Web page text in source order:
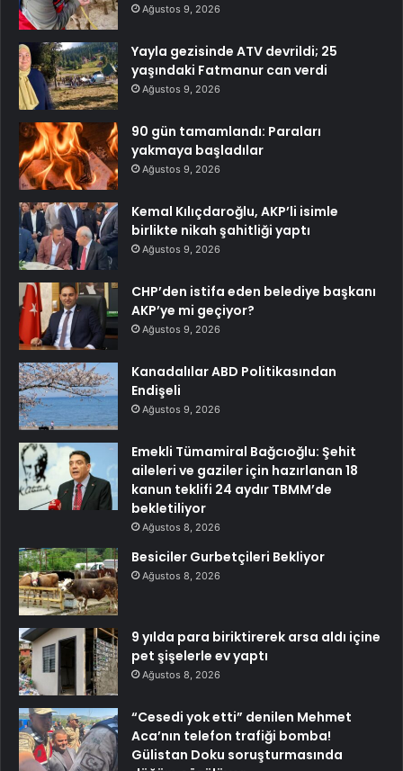
Ağustos 9, 2026
Yayla gezisinde ATV devrildi; 25
yaşındaki Fatmanur can verdi
Ağustos 9, 2026
90 gün tamamlandı: Paraları
yakmaya başladılar
Ağustos 9, 2026
Kemal Kılıçdaroğlu, AKP’li isimle
birlikte nikah şahitliği yaptı
Ağustos 9, 2026
CHP’den istifa eden belediye başkanı
AKP’ye mi geçiyor?
Ağustos 9, 2026
Kanadalılar ABD Politikasından
Endişeli
Ağustos 9, 2026
Emekli Tümamiral Bağcıoğlu: Şehit
aileleri ve gaziler için hazırlanan 18
kanun teklifi 24 aydır TBMM’de
bekletiliyor
Ağustos 8, 2026
Besiciler Gurbetçileri Bekliyor
Ağustos 8, 2026
9 yılda para biriktirerek arsa aldı içine
pet şişelerle ev yaptı
Ağustos 8, 2026
“Cesedi yok etti” denilen Mehmet
Aca’nın telefon trafiği bomba!
Gülistan Doku soruşturmasında